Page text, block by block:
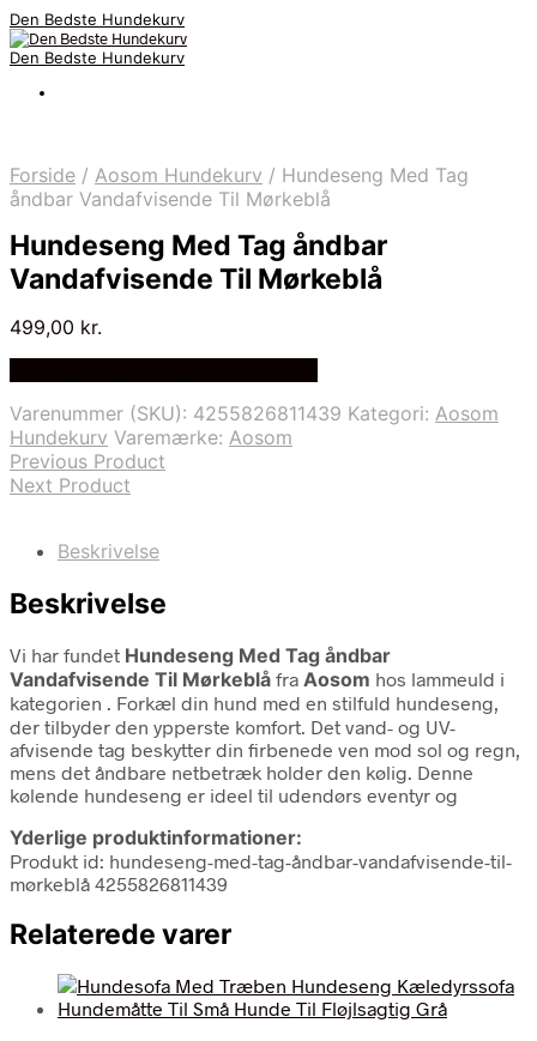
Den Bedste Hundekurv
Den Bedste Hundekurv
Forside / Aosom Hundekurv / Hundeseng Med Tag
åndbar Vandafvisende Til Mørkeblå
Hundeseng Med Tag åndbar
Vandafvisende Til Mørkeblå
499,00 kr.
Varenummer (SKU): 4255826811439 Kategori: Aosom
Hundekurv Varemærke: Aosom
Previous Product
Next Product
Beskrivelse
Beskrivelse
Vi har fundet Hundeseng Med Tag åndbar
Vandafvisende Til Mørkeblå fra Aosom hos lammeuld i
kategorien . Forkæl din hund med en stilfuld hundeseng,
der tilbyder den ypperste komfort. Det vand- og UV-
afvisende tag beskytter din firbenede ven mod sol og regn,
mens det åndbare netbetræk holder den kølig. Denne
kølende hundeseng er ideel til udendørs eventyr og
Yderlige produktinformationer:
Produkt id: hundeseng-med-tag-åndbar-vandafvisende-til-
mørkeblå 4255826811439
Relaterede varer